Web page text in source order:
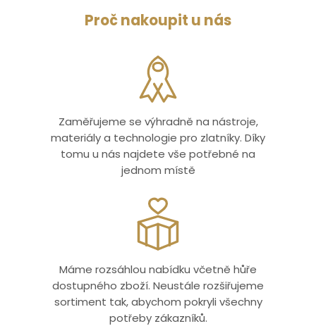
Proč nakoupit u nás
Zaměřujeme se výhradně na nástroje,
materiály a technologie pro zlatníky. Díky
tomu u nás najdete vše potřebné na
jednom místě
Máme rozsáhlou nabídku včetně hůře
dostupného zboží. Neustále rozšiřujeme
sortiment tak, abychom pokryli všechny
potřeby zákazníků.